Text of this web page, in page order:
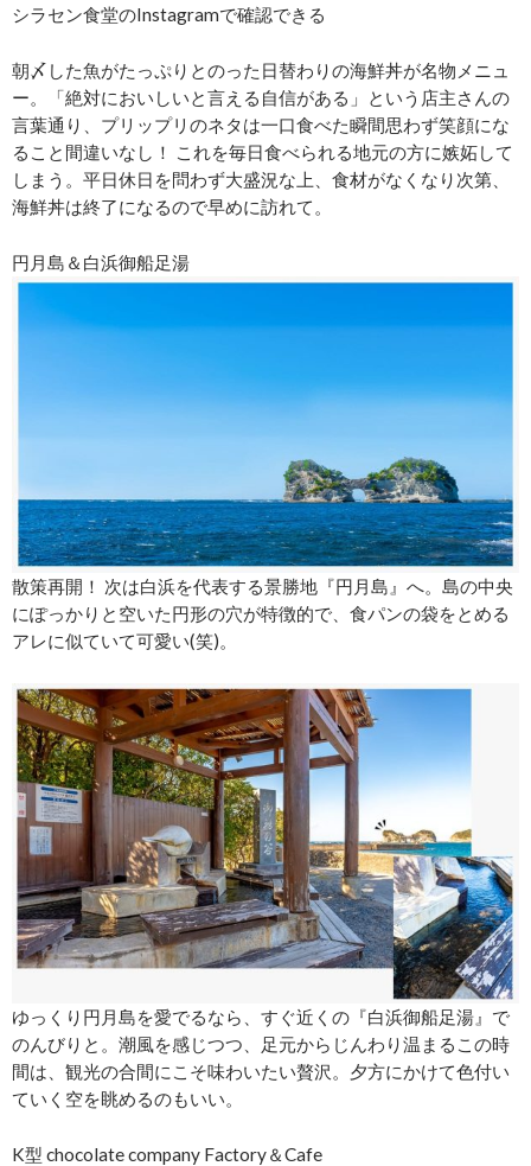
シラセン食堂のInstagramで確認できる
朝〆した魚がたっぷりとのった日替わりの海鮮丼が名物メニュ
ー。「絶対においしいと言える自信がある」という店主さんの
言葉通り、プリップリのネタは一口食べた瞬間思わず笑顔にな
ること間違いなし！ これを毎日食べられる地元の方に嫉妬して
しまう。平日休日を問わず大盛況な上、食材がなくなり次第、
海鮮丼は終了になるので早めに訪れて。
円月島＆白浜御船足湯
散策再開！ 次は白浜を代表する景勝地『円月島』へ。島の中央
にぽっかりと空いた円形の穴が特徴的で、食パンの袋をとめる
アレに似ていて可愛い(笑)。
ゆっくり円月島を愛でるなら、すぐ近くの『白浜御船足湯』で
のんびりと。潮風を感じつつ、足元からじんわり温まるこの時
間は、観光の合間にこそ味わいたい贅沢。夕方にかけて色付い
ていく空を眺めるのもいい。
K型 chocolate company Factory＆Cafe